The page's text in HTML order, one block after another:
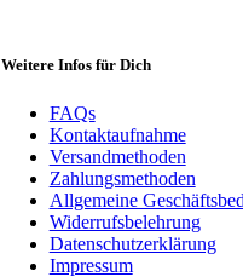
Weitere Infos für Dich
FAQs
Kontaktaufnahme
Versandmethoden
Zahlungsmethoden
Allgemeine
Widerrufsbelehrung
Datenschutzerklärung
Impressum